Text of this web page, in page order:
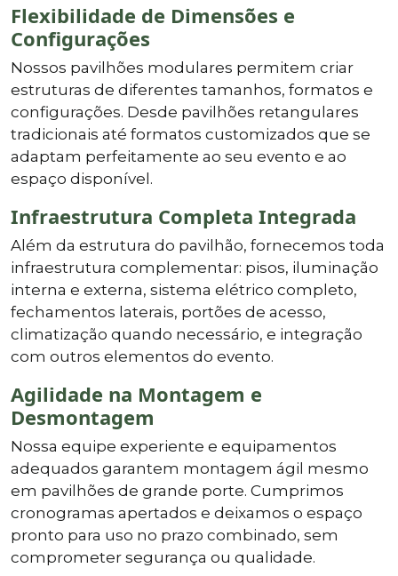
Flexibilidade de Dimensões e
Configurações
Nossos pavilhões modulares permitem criar
estruturas de diferentes tamanhos, formatos e
configurações. Desde pavilhões retangulares
tradicionais até formatos customizados que se
adaptam perfeitamente ao seu evento e ao
espaço disponível.
Infraestrutura Completa Integrada
Além da estrutura do pavilhão, fornecemos toda
infraestrutura complementar: pisos, iluminação
interna e externa, sistema elétrico completo,
fechamentos laterais, portões de acesso,
climatização quando necessário, e integração
com outros elementos do evento.
Agilidade na Montagem e
Desmontagem
Nossa equipe experiente e equipamentos
adequados garantem montagem ágil mesmo
em pavilhões de grande porte. Cumprimos
cronogramas apertados e deixamos o espaço
pronto para uso no prazo combinado, sem
comprometer segurança ou qualidade.